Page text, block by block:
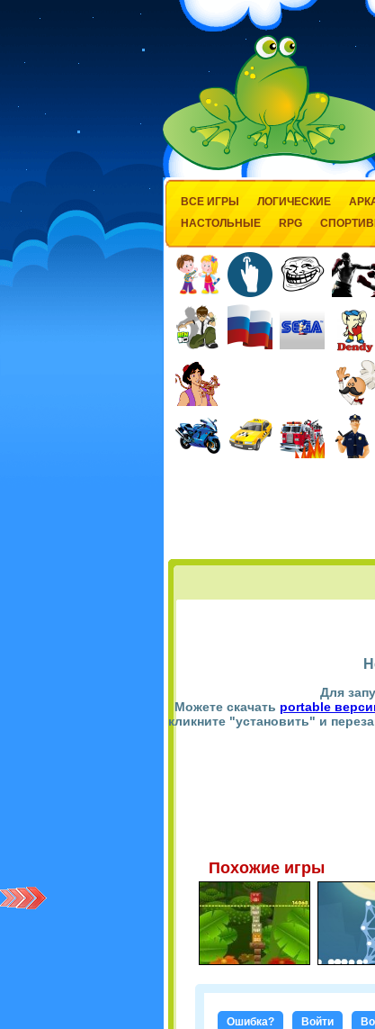
ВСЕ ИГРЫ ЛОГИЧЕСКИЕ
НАСТОЛЬНЫЕ
RPG
Для
Можете скачать portable
кликните "установить" и
Похожие игры
Ошибка? Войти